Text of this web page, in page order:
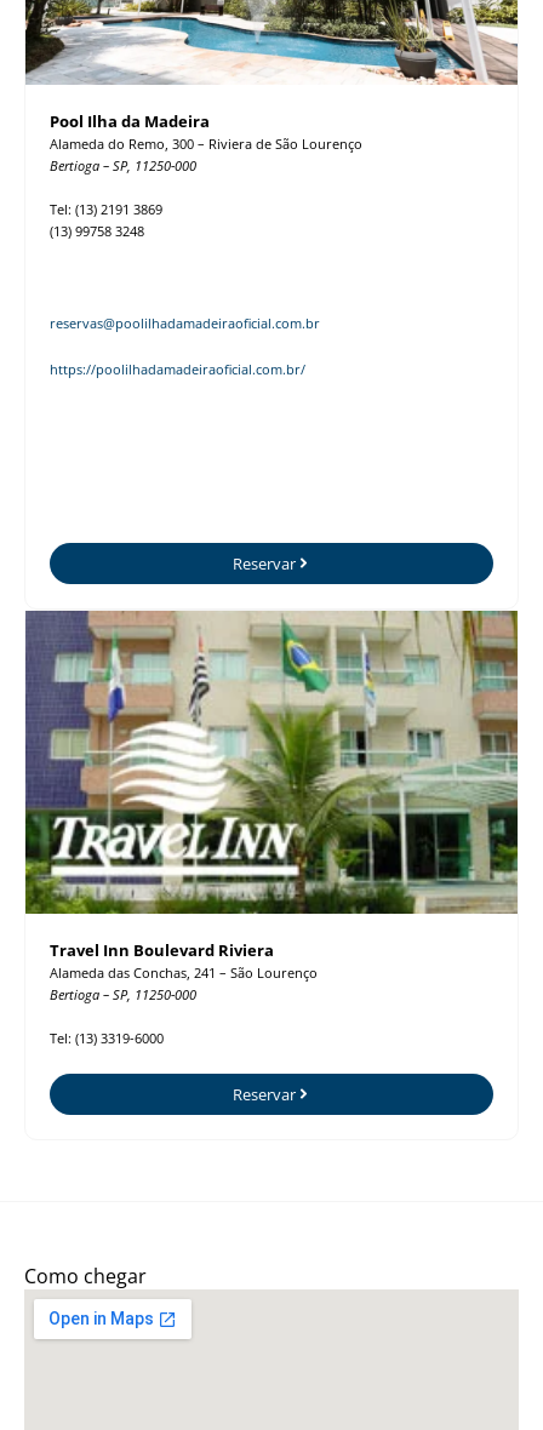
Pool Ilha da Madeira
Alameda do Remo, 300 – Riviera de São Lourenço
Bertioga – SP, 11250-000
Tel: (13) 2191 3869
(13) 99758 3248
reservas@poolilhadamadeiraoficial.com.br
https://poolilhadamadeiraoficial.com.br/
Reservar
Travel Inn Boulevard Riviera
Alameda das Conchas, 241 – São Lourenço
Bertioga – SP, 11250-000
Tel: (13) 3319-6000
Reservar
Como chegar